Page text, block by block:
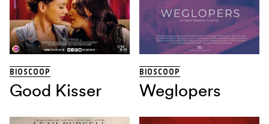
BIOSCOOP
Good Kisser
BIOSCOOP
Weglopers